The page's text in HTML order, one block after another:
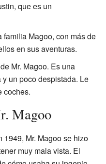
que es un
familia Magoo, con más de
en sus aventuras.
Mr. Magoo. Es una
un poco despistada. Le
coches.
Magoo
Mr. Magoo se hizo
muy mala vista. El